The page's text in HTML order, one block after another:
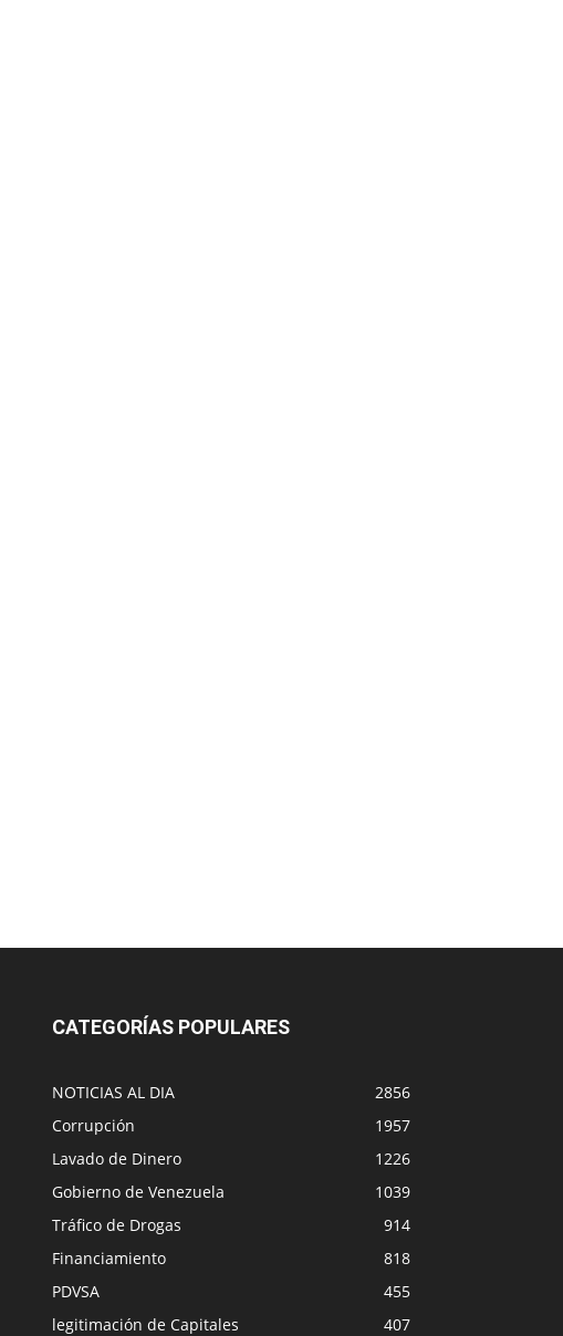
CATEGORÍAS POPULARES
NOTICIAS AL DIA
2856
Corrupción
1957
Lavado de Dinero
1226
Gobierno de Venezuela
1039
Tráfico de Drogas
914
Financiamiento
818
PDVSA
455
legitimación de Capitales
407